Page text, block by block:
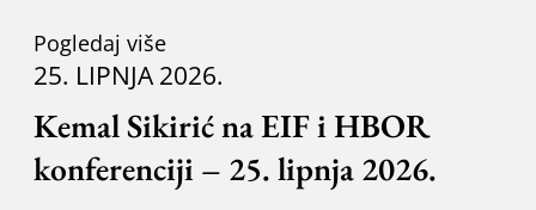
Pogledaj više
25. LIPNJA 2026.
Kemal Sikirić na EIF i HBOR
konferenciji – 25. lipnja 2026.